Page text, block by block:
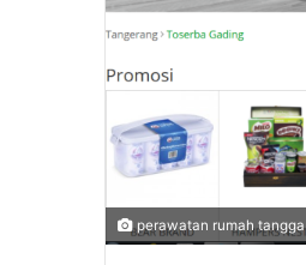
perawatan rumah tangga